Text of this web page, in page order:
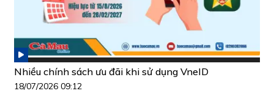
Nhiều chính sách ưu đãi khi sử dụng VneID
18/07/2026 09:12